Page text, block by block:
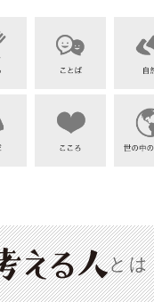
とは